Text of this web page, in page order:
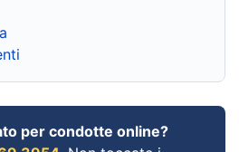
per condotte online?